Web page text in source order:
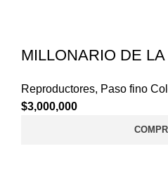
MILLONARIO DE
Reproductores, Paso fino
$3,000,000